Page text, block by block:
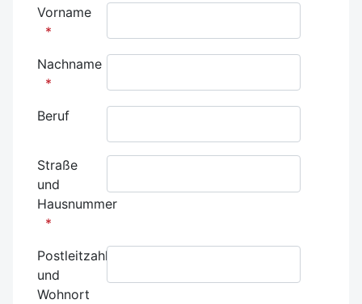
Vorname
Nachname
Beruf
Straße
und
Hausnummer
Postleitzahl
und
Wohnort